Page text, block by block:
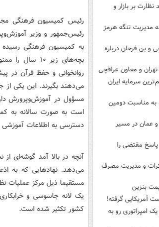
بر بازار و
به مدیریت تنگه هرمز
و بن فرحان درباره
و معاون عراقچی
سرمایه ایران
به مناسبت دومین
و عمان در مسیر
پاسخ مقتضی را
و مدیریت مصرف
بنزین
آمریکایی‌ گرفته!
امپراتوری رو به
رئیس کمیسیون فرهنگی
رئیس‌جمهور و وزیر
بچه‌های زیر
روانخوانی و حفظ قرآن د‌ر
است به صورت سالانه به
د‌سترسی به اطلاعات
آنچه د‌ر بالا آمد‌ گوشه‌ای
مستقیما ذیل مرکز عملیات
یک لانه جاسوسی و
کشور تکثیر شد‌ه است.